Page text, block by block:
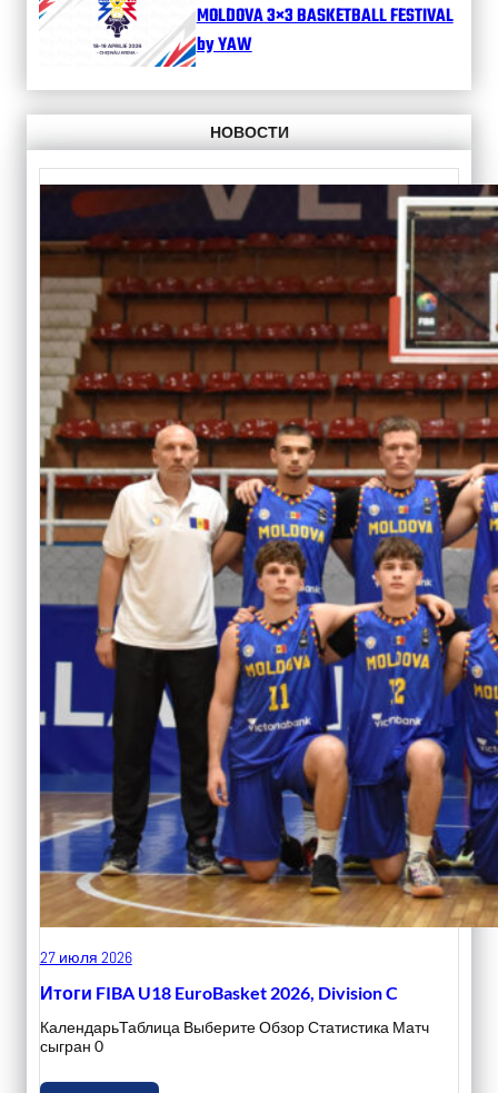
MOLDOVA 3×3 BASKETBALL FESTIVAL
by YAW
НОВОСТИ
27 июля 2026
Итоги FIBA U18 EuroBasket 2026, Division C
КалендарьТаблица Выберите Обзор Статистика Матч
сыгран 0